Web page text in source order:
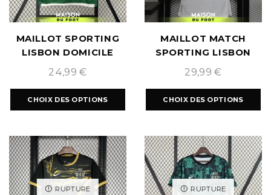
MAILLOT SPORTING
LISBON DOMICILE
2024/2025
24,99€
CHOIX DES OPTIONS
MAILLOT MATCH
SPORTING LISBON
EXTÉRIEUR
2024/2025
29,99€
CHOIX DES OPTIONS
RUPTURE RUPTURE